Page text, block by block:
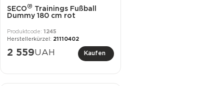
SECO® Trainings Fußball
Dummy 180 cm rot
1245
21110402
2 559UAH Kaufen